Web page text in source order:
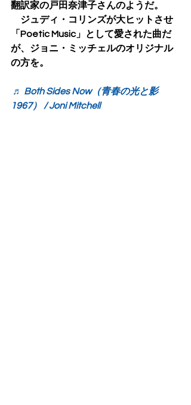
翻訳家の戸田奈津子さんのようだ。
ジュディ・コリンズが大ヒットさせ
「Poetic Music」として愛された曲だ
が、ジョニ・ミッチェルのオリジナル
の方を。
♬ Both Sides Now（青春の光と影
1967） / Joni Mitchell